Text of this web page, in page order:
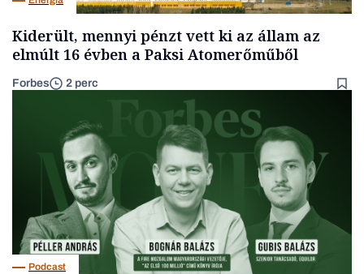
Kiderült, mennyi pénzt vett ki az állam az
elmúlt 16 évben a Paksi Atomerőműből
Forbes 2 perc
Podcast